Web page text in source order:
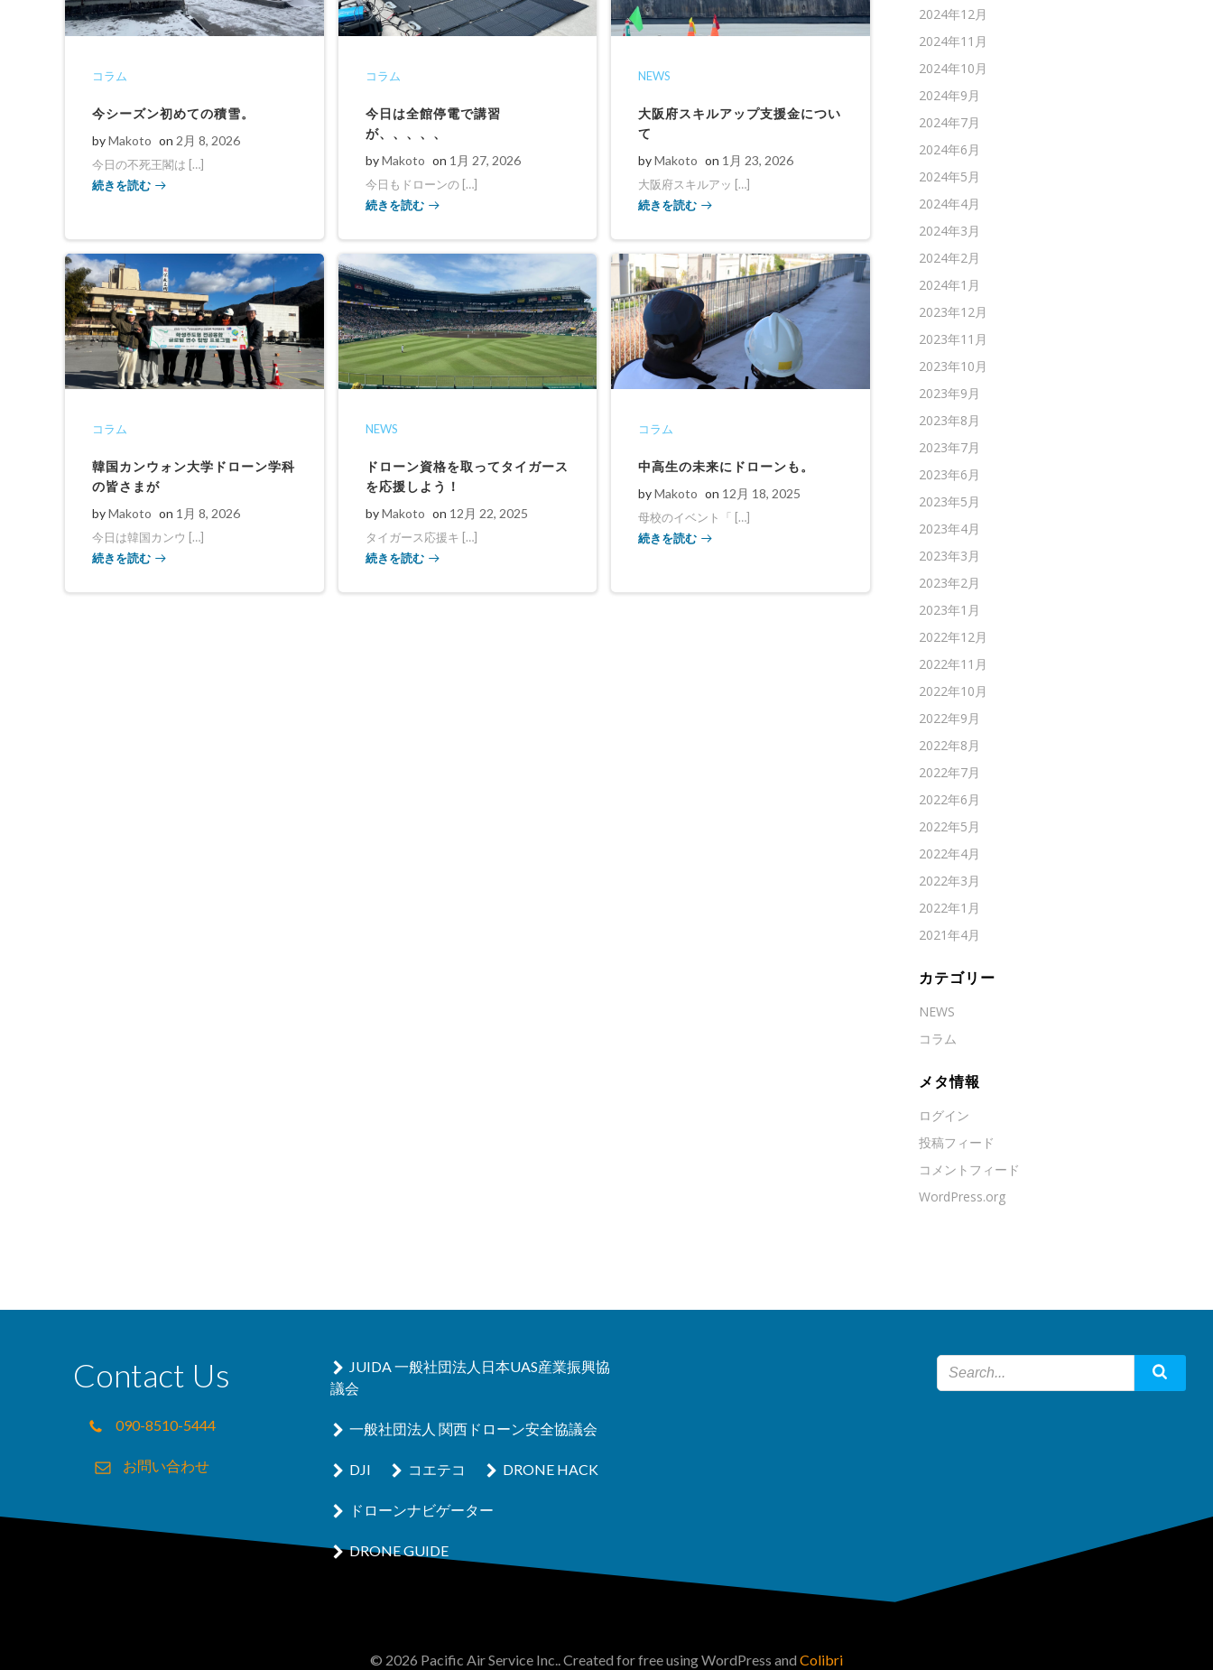
コラム
今シーズン初めての積雪。
byMakoto on 2月 8, 2026
今日の不死王閣は […]
続きを読む
コラム
今日は全館停電で講習
が、、、、、
byMakoto on 1月 27, 2026
今日もドローンの […]
続きを読む
NEWS
大阪府スキルアップ支援金につい
て
byMakoto on 1月 23, 2026
大阪府スキルアッ […]
続きを読む
コラム
韓国カンウォン大学ドローン学科
の皆さまが
byMakoto on 1月 8, 2026
今日は韓国カンウ […]
続きを読む
NEWS
ドローン資格を取ってタイガース
を応援しよう！
byMakoto on 12月 22, 2025
タイガース応援キ […]
続きを読む
コラム
中高生の未来にドローンも。
byMakoto on 12月 18, 2025
母校のイベント「 […]
続きを読む
2024年12月
2024年11月
2024年10月
2024年9月
2024年7月
2024年6月
2024年5月
2024年4月
2024年3月
2024年2月
2024年1月
2023年12月
2023年11月
2023年10月
2023年9月
2023年8月
2023年7月
2023年6月
2023年5月
2023年4月
2023年3月
2023年2月
2023年1月
2022年12月
2022年11月
2022年10月
2022年9月
2022年8月
2022年7月
2022年6月
2022年5月
2022年4月
2022年3月
2022年1月
2021年4月
カテゴリー
NEWS
コラム
メタ情報
ログイン
投稿フィード
コメントフィード
WordPress.org
Contact Us
090-8510-5444
お問い合わせ
JUIDA 一般社団法人日本UAS産業振興協
議会
一般社団法人 関西ドローン安全協議会
DJI コエテコ DRONE HACK
ドローンナビゲーター
DRONE GUIDE
© 2026 Pacific Air Service Inc.. Created for free using WordPress and Colibri